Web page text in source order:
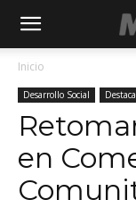
Inicio
Desarrollo Social
en